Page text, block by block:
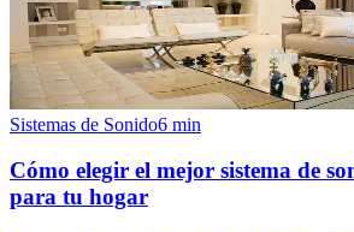
Sistemas de Sonido6 min
Cómo elegir el mejor sistema de
para tu hogar